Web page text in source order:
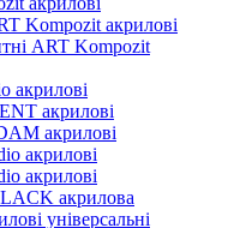
Kompozit акрилові
ART Kompozit
акрилові
акрилові
акрилові
акрилові
акрилові
акрилова
універсальні